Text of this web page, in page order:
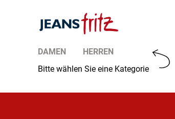
DAMEN
HERREN
Bitte wählen Sie eine Kategorie